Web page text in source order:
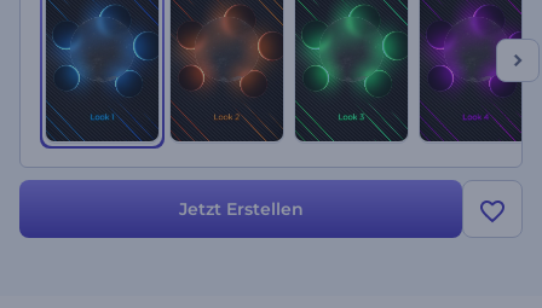
Produktwerbung und vieles mehr. Probieren Sie es jetzt aus!
Jetzt Erstellen